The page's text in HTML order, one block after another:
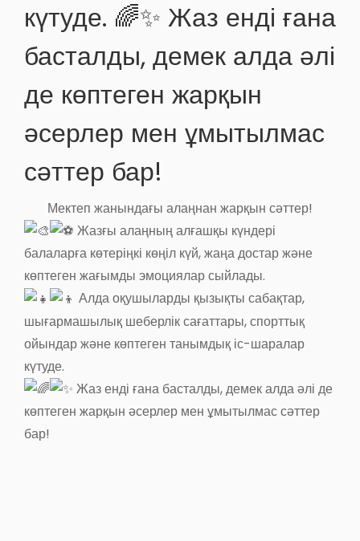
күтуде. 🌈✨ Жаз енді ғана
басталды, демек алда әлі
де көптеген жарқын
әсерлер мен ұмытылмас
сәттер бар!
Мектеп жанындағы алаңнан жарқын сәттер!
Жазғы алаңның алғашқы күндері
балаларға көтеріңкі көңіл күй, жаңа достар және
көптеген жағымды эмоциялар сыйлады.
Алда оқушыларды қызықты сабақтар,
шығармашылық шеберлік сағаттары, спорттық
ойындар және көптеген танымдық іс-шаралар
күтуде.
Жаз енді ғана басталды, демек алда әлі де
көптеген жарқын әсерлер мен ұмытылмас сәттер
бар!